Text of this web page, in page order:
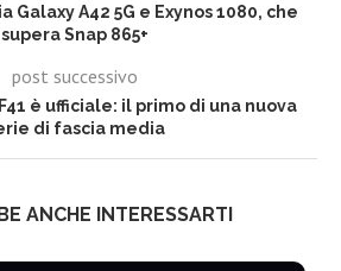
Galaxy A42 5G e Exynos 1080, che
supera Snap 865+
post successivo
è ufficiale: il primo di una nuova
di fascia media
ANCHE INTERESSARTI